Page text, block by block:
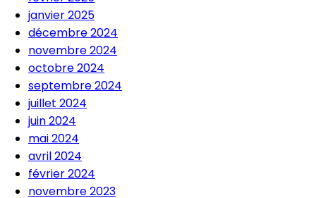
janvier 2025
décembre 2024
novembre 2024
octobre 2024
septembre 2024
juillet 2024
juin 2024
mai 2024
avril 2024
février 2024
novembre 2023